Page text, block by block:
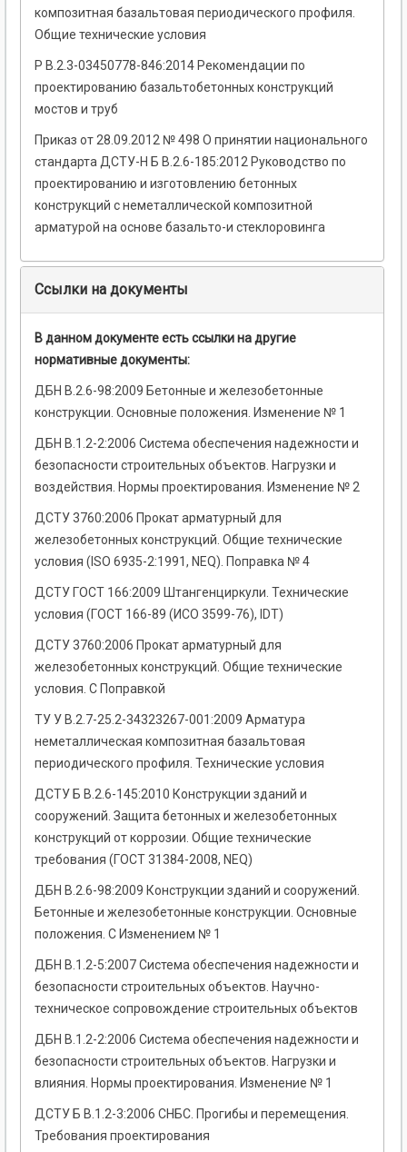
композитная базальтовая периодического профиля.
Общие технические условия
Р В.2.3-03450778-846:2014 Рекомендации по
проектированию базальтобетонных конструкций
мостов и труб
Приказ от 28.09.2012 № 498 О принятии национального
стандарта ДСТУ-Н Б В.2.6-185:2012 Руководство по
проектированию и изготовлению бетонных
конструкций с неметаллической композитной
арматурой на основе базальто-и стеклоровинга
Ссылки на документы
В данном документе есть ссылки на другие
нормативные документы:
ДБН В.2.6-98:2009 Бетонные и железобетонные
конструкции. Основные положения. Изменение № 1
ДБН В.1.2-2:2006 Система обеспечения надежности и
безопасности строительных объектов. Нагрузки и
воздействия. Нормы проектирования. Изменение № 2
ДСТУ 3760:2006 Прокат арматурный для
железобетонных конструкций. Общие технические
условия (ISO 6935-2:1991, NEQ). Поправка № 4
ДСТУ ГОСТ 166:2009 Штангенциркули. Технические
условия (ГОСТ 166-89 (ИСО 3599-76), IDT)
ДСТУ 3760:2006 Прокат арматурный для
железобетонных конструкций. Общие технические
условия. С Поправкой
ТУ У В.2.7-25.2-34323267-001:2009 Арматура
неметаллическая композитная базальтовая
периодического профиля. Технические условия
ДСТУ Б В.2.6-145:2010 Конструкции зданий и
сооружений. Защита бетонных и железобетонных
конструкций от коррозии. Общие технические
требования (ГОСТ 31384-2008, NEQ)
ДБН В.2.6-98:2009 Конструкции зданий и сооружений.
Бетонные и железобетонные конструкции. Основные
положения. С Изменением № 1
ДБН В.1.2-5:2007 Система обеспечения надежности и
безопасности строительных объектов. Научно-
техническое сопровождение строительных объектов
ДБН В.1.2-2:2006 Система обеспечения надежности и
безопасности строительных объектов. Нагрузки и
влияния. Нормы проектирования. Изменение № 1
ДСТУ Б В.1.2-3:2006 СНБС. Прогибы и перемещения.
Требования проектирования